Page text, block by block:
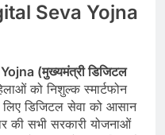
Seva Yojna
(मुख्यमंत्री डिजिटल
को निशुल्क स्मार्टफोन
डिजिटल सेवा को आसान
की सभी सरकारी योजनाओं